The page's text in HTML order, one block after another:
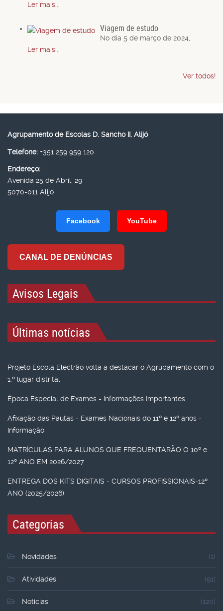
Ler mais...
Viagem de estudo
No dia 5 de março de 2024,
Ler mais...
Ver todos!
Agrupamento de Escolas D. Sancho II, Alijó
Telefone: +351 259 959 120
Endereço:
Avenida 25 de Abril, 29
5070-011 Alijó
Facebook YouTube
CANAL DE DENÚNCIAS
Avisos Legais
Últimas notícias
Projeto Escola Electrão volta a destacar o Agrupamento com o
1.º lugar distrital
Época Especial de Exames - Informações Importantes
Afixação das Pautas - Exames Nacionais do 11º e 12º anos -
Informação
MATRÍCULAS PARA ALUNOS QUE FREQUENTARÃO O 10º e
12º ANO EM 2026/2027
ENTREGA DOS KITS DIGITAIS - CURSOS PROFISSIONAIS-12º
ANO (2025/2026)
Categorias
Novidades (1)
Atividades (91)
Noticias (120)